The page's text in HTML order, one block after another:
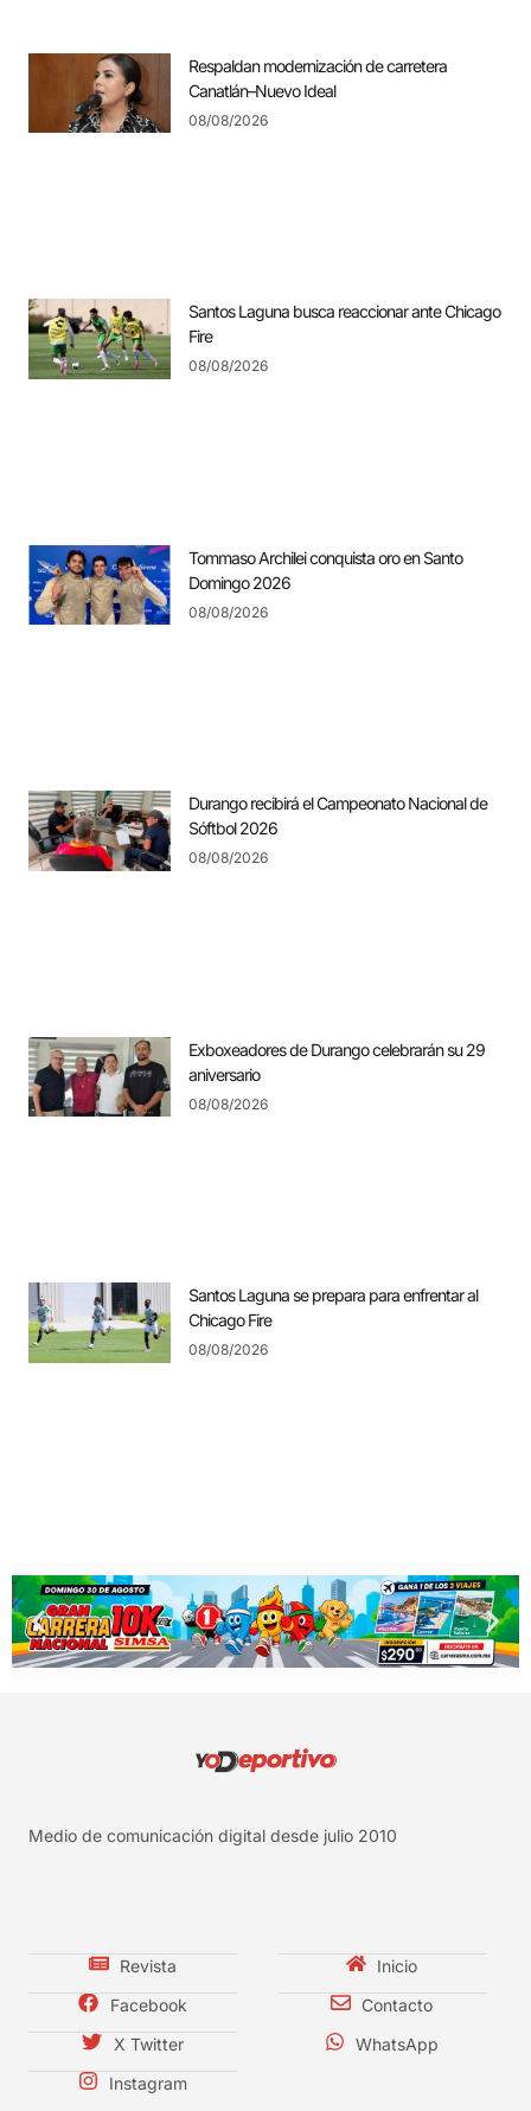
Respaldan modernización de carretera
Canatlán–Nuevo Ideal
08/08/2026
Santos Laguna busca reaccionar ante Chicago
Fire
08/08/2026
Tommaso Archilei conquista oro en Santo
Domingo 2026
08/08/2026
Durango recibirá el Campeonato Nacional de
Sóftbol 2026
08/08/2026
Exboxeadores de Durango celebrarán su 29
aniversario
08/08/2026
Santos Laguna se prepara para enfrentar al
Chicago Fire
08/08/2026
Medio de comunicación digital desde julio 2010
Revista
Facebook
X Twitter
Instagram
Inicio
Contacto
WhatsApp